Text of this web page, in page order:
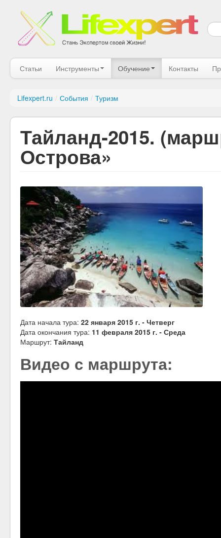
Статьи Инструменты Обучение Контакты
Lifexpert.ru / События / Туризм
Тайланд-2015.
Острова»
Дата начала тура: 22 января 2015 г. - Четверг
Дата окончания тура: 11 февраля 2015 г. - Среда
Маршрут: Тайланд
Видео с маршрута: